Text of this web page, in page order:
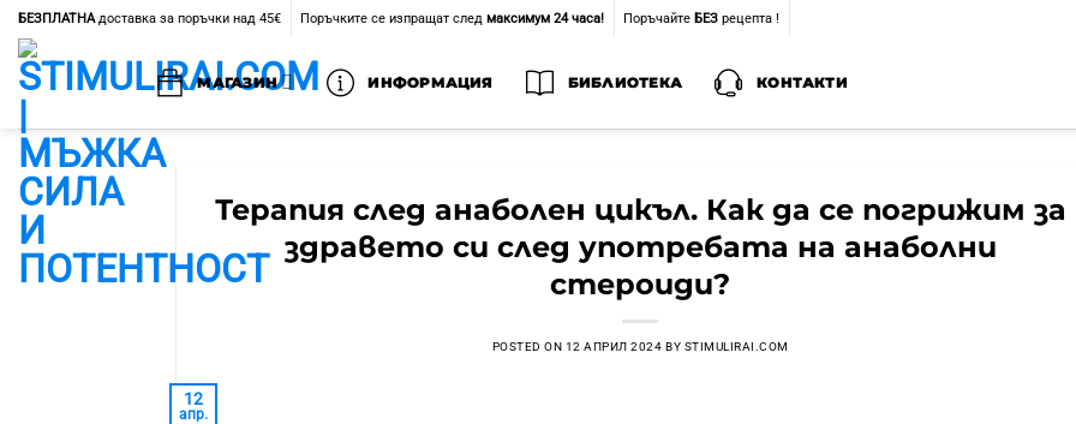
Skip
content
БЕЗПЛАТНА доставка за поръчки над 45€ Поръчките се изпращат след максимум 24 часа! Поръчайте БЕЗ рецепта !
МАГАЗИН ИНФОРМАЦИЯ БИБЛИОТЕКА КОНТАКТИ
Терапия след анаболен цикъл. Как да се погрижим за
здравето си след употребата на анаболни
стероиди?
POSTED ON 12 АПРИЛ 2024 BY STIMULIRAI.COM
12
апр.